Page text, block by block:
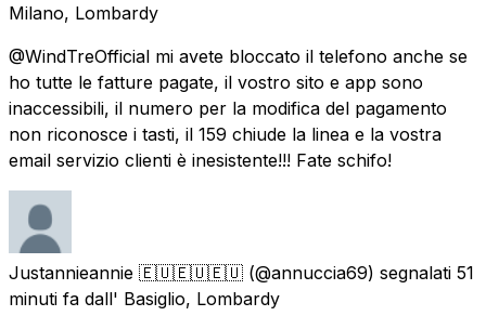
Milano, Lombardy
@WindTreOfficial mi avete bloccato il telefono anche se
ho tutte le fatture pagate, il vostro sito e app sono
inaccessibili, il numero per la modifica del pagamento
non riconosce i tasti, il 159 chiude la linea e la vostra
email servizio clienti è inesistente!!! Fate schifo!
Justannieannie 🇪🇺🇪🇺🇪🇺 (@annuccia69) segnalati 51
minuti fa dall' Basiglio, Lombardy